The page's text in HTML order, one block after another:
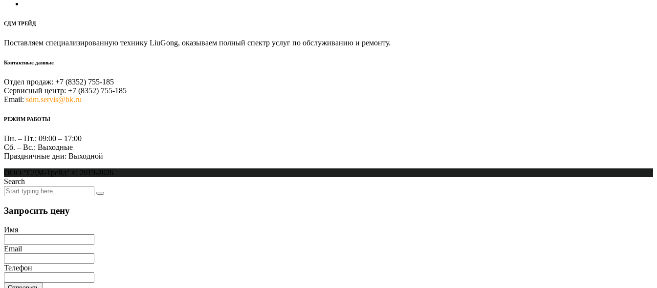
СДМ ТРЕЙД
Поставляем специализированную технику LiuGong, оказываем полный спектр услуг по обслуживанию и ремонту.
Контактные данные
Отдел продаж: +7 (8352) 755-185
Сервисный центр: +7 (8352) 755-185
Email: sdm.servis@bk.ru
РЕЖИМ РАБОТЫ
Пн. – Пт.: 09:00 – 17:00
Сб. – Вс.: Выходные
Праздничные дни: Выходной
ООО "СДМ-Трейд" © 2019-2026
Search
Запросить цену
Имя
Email
Телефон